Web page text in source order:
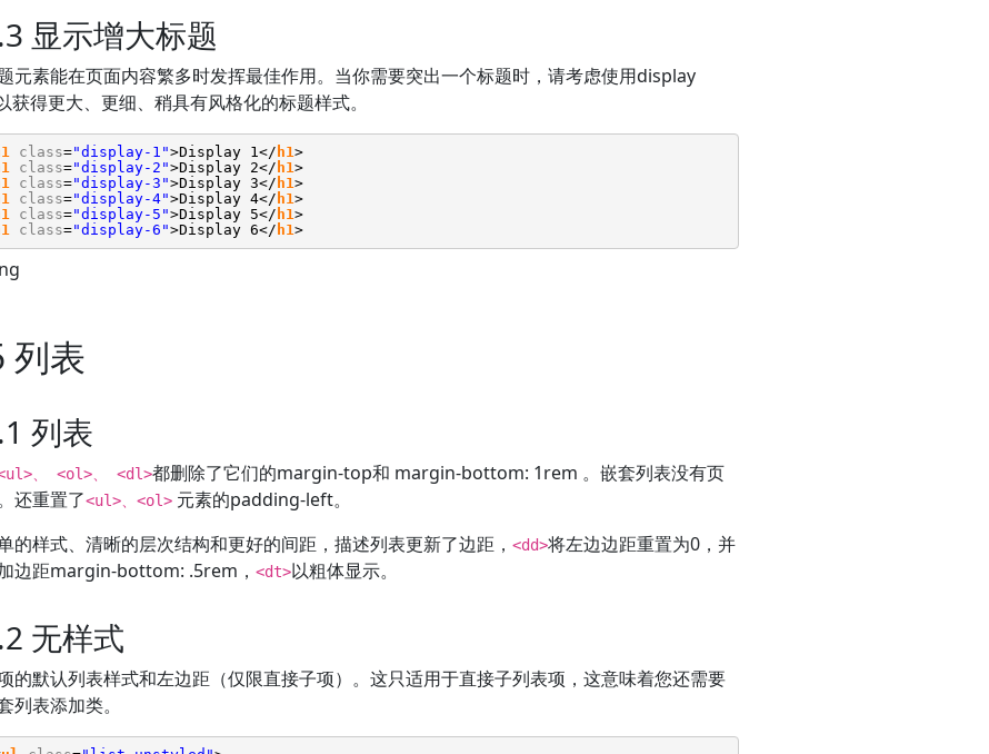
显示增大标题
元素能在页面内容繁多时发挥最佳作用。当你需要突出一个标题时，请考虑使用display
获得更大、更细、稍具有风格化的标题样式。
class="display-1">Display 1</ h1>
class="display-2">Display 2</ h1>
class="display-3">Display 3</ h1>
class="display-4">Display 4</ h1>
class="display-5">Display 5</ h1>
class="display-6">Display 6</ h1>
列表
列表
、 <ol>、 <dl>都删除了它们的margin-top和 margin-bottom: 1rem 。嵌套列表没有页
还重置了<ul>、<ol> 元素的padding-left。
的样式、清晰的层次结构和更好的间距，描述列表更新了边距， <dd>将左边边距重置为0，并
边距margin-bottom: .5rem， <dt>以粗体显示。
无样式
的默认列表样式和左边距（仅限直接子项）。这只适用于直接子列表项，这意味着您还需要
列表添加类。